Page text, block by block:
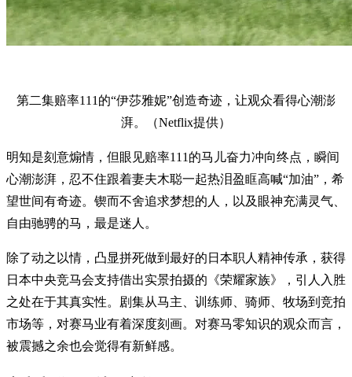
第二集赔率111的“伊莎雅妮”创造奇迹，让观众看得心潮澎
湃。（Netflix提供）
明知是刻意煽情，但眼见赔率111的马儿奋力冲向终点，瞬间
心潮澎湃，忍不住跟着妻夫木聪一起热泪盈眶高喊“加油”，希
望世间有奇迹。锲而不舍追求梦想的人，以及眼神充满灵气、
自由驰骋的马，最是迷人。
除了动之以情，凸显拼死做到最好的日本职人精神传承，获得
日本中央竞马会支持借出实景拍摄的《荣耀家族》，引人入胜
之处在于其真实性。剧集从马主、训练师、骑师、牧场到竞拍
市场等，对赛马业有着深度刻画。对赛马零知识的观众而言，
被震撼之余也会觉得有新鲜感。